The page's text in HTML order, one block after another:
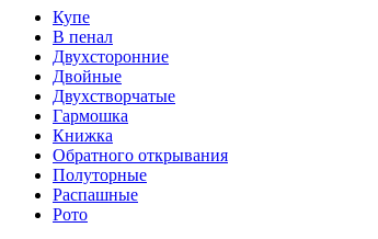
Купе
В пенал
Двухсторонние
Двойные
Двухстворчатые
Гармошка
Книжка
Обратного открывания
Полуторные
Распашные
Рото